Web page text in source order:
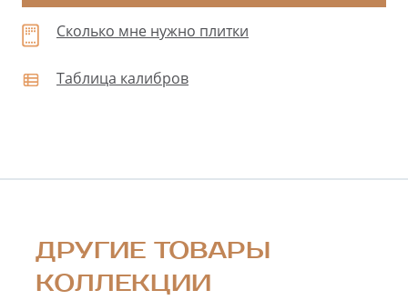
Сколько мне нужно плитки
Таблица калибров
ДРУГИЕ ТОВАРЫ
КОЛЛЕКЦИИ